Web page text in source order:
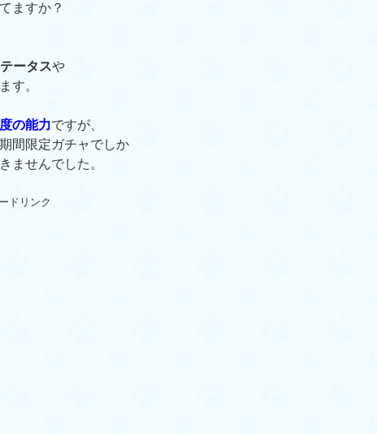
ますか？
ータスや
す。
の能力ですが、
間限定ガチャでしか
ませんでした。
ドリンク